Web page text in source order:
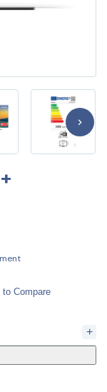
to Compare
+